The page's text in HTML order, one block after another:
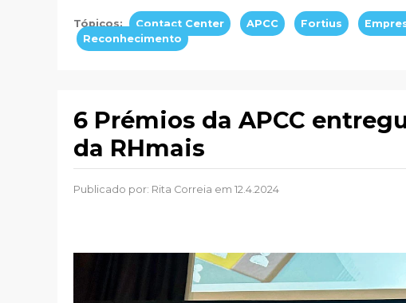
Tópicos: Contact Center APCC Fortius
Reconhecimento
6 Prémios da APCC
da RHmais
Publicado por: Rita Correia em 12.4.2024